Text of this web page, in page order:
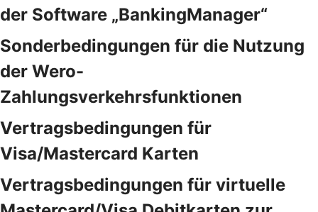
der Software „BankingManager“
Sonderbedingungen für die Nutzung
der Wero-
Zahlungsverkehrsfunktionen
Vertragsbedingungen für
Visa/Mastercard Karten
Vertragsbedingungen für virtuelle